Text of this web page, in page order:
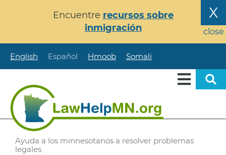
principal
X
close
Encuentre recursos sobre
inmigración
English Español Hmoob Somali
Ayuda a los minnesotanos a resolver problemas
legales